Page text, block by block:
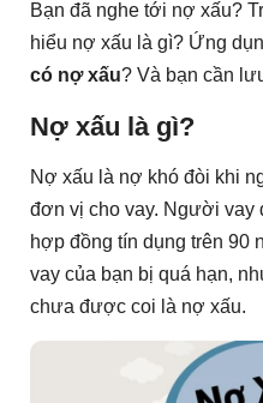
Bạn đã nghe tới nợ xấu?
hiểu nợ xấu là gì? Ứng
có nợ xấu? Và bạn cần
Nợ xấu là gì?
Nợ xấu là nợ khó đòi khi
đơn vị cho vay. Người vay
hợp đồng tín dụng trên 90
vay của bạn bị quá hạn,
chưa được coi là nợ xấu.